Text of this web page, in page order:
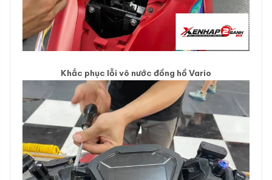
Khắc phục lỗi vô nước đồng hồ Vario